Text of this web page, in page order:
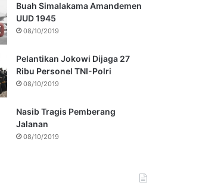
Buah Simalakama Amandemen
UUD 1945
08/10/2019
Pelantikan Jokowi Dijaga 27
Ribu Personel TNI-Polri
08/10/2019
Nasib Tragis Pemberang
Jalanan
08/10/2019